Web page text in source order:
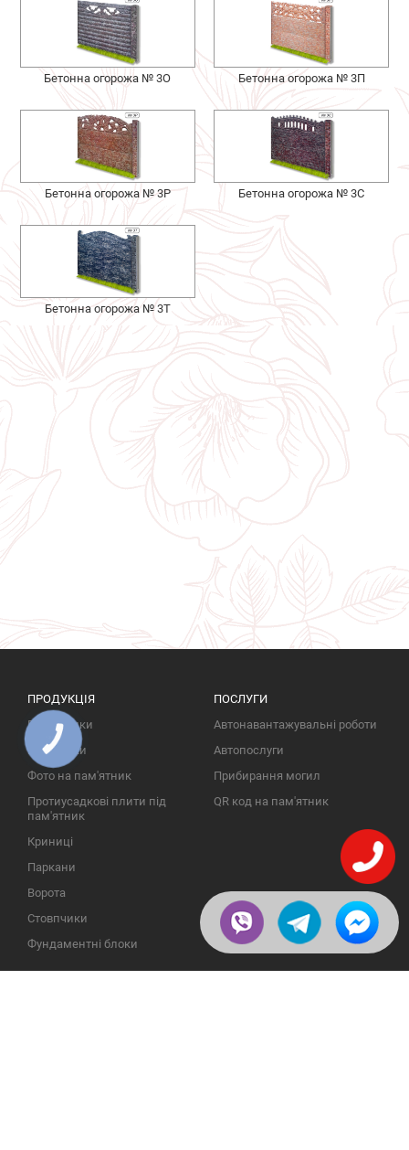
Бетонна огорожа № 3О Бетонна огорожа № 3П
Бетонна огорожа № 3Р Бетонна огорожа № 3С
Бетонна огорожа № 3Т
ПРОДУКЦІЯ
Пам'ятники
Надгробки
Фото на пам'ятник
Протиусадкові плити під
пам'ятник
Криниці
Паркани
Ворота
Стовпчики
Фундаментні блоки
ПОСЛУГИ
Автонавантажувальні роботи
Автопослуги
Прибирання могил
QR код на пам'ятник
КНОПКА
ЗВ'ЯЗКУ